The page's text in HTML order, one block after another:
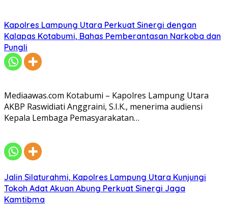
Kapolres Lampung Utara Perkuat Sinergi dengan
Kalapas Kotabumi, Bahas Pemberantasan Narkoba dan
Pungli
Mediaawas.com Kotabumi – Kapolres Lampung Utara
AKBP Raswidiati Anggraini, S.I.K., menerima audiensi
Kepala Lembaga Pemasyarakatan…
Jalin Silaturahmi, Kapolres Lampung Utara Kunjungi
Tokoh Adat Akuan Abung Perkuat Sinergi Jaga
Kamtibma